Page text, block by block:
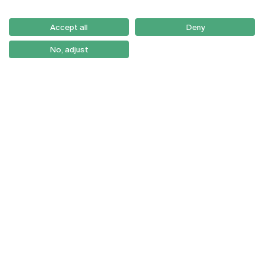
Como Chegar
Newsletter
Accept all Deny
No, adjust